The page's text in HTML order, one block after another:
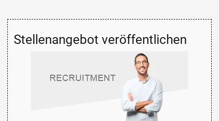
Stellenangebot veröffentlichen